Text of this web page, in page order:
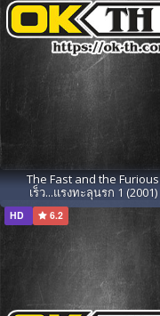
The Fast and the Furious
เร็ว...แรงทะลุนรก 1 (2001)
HD 6.2